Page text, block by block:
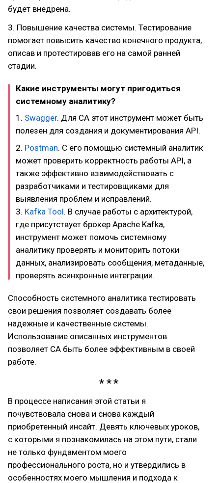
будет внедрена.
3. Повышение качества системы. Тестирование
помогает повысить качество конечного продукта,
описав и протестировав его на самой ранней
стадии.
Какие инструменты могут пригодиться
системному аналитику?
1. Swagger. Для СА этот инструмент может быть
полезен для создания и документирования API.
2. Postman. С его помощью системный аналитик
может проверить корректность работы API, а
также эффективно взаимодействовать с
разработчиками и тестировщиками для
выявления проблем и исправлений.
3. Kafka Tool. В случае работы с архитектурой,
где присутствует брокер Apache Kafka,
инструмент может помочь системному
аналитику проверять и мониторить потоки
данных, анализировать сообщения, метаданные,
проверять асинхронные интеграции.
Способность системного аналитика тестировать
свои решения позволяет создавать более
надежные и качественные системы.
Использование описанных инструментов
позволяет СА быть более эффективным в своей
работе.
В процессе написания этой статьи я
почувствовала снова и снова каждый
приобретенный инсайт. Девять ключевых уроков,
с которыми я познакомилась на этом пути, стали
не только фундаментом моего
профессионального роста, но и утвердились в
особенностях моего мышления и подхода к